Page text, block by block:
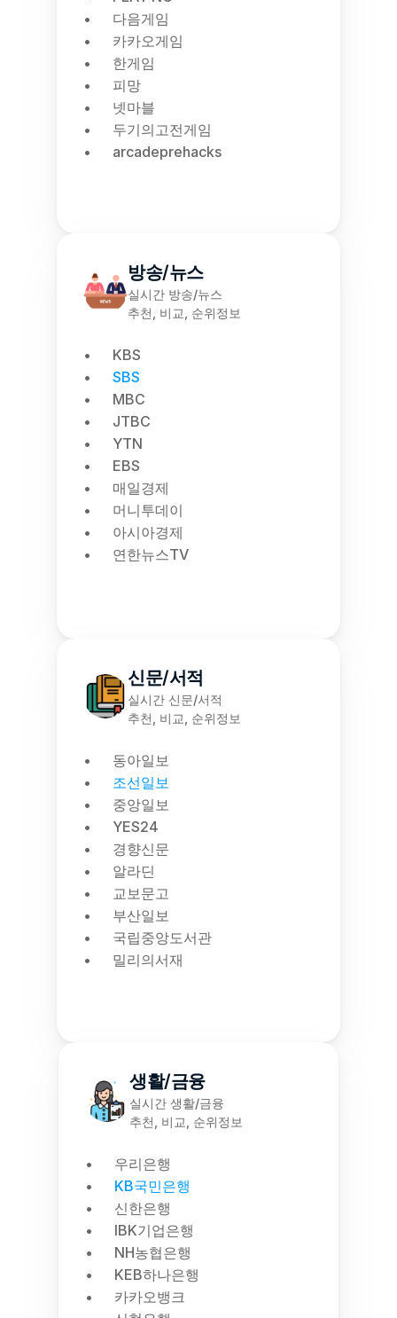
다음게임
카카오게임
한게임
피망
넷마블
두기의고전게임
arcadeprehacks
방송/뉴스
실시간 방송/뉴스
추천, 비교, 순위정보
KBS
SBS
MBC
JTBC
YTN
EBS
매일경제
머니투데이
아시아경제
연한뉴스TV
신문/서적
실시간 신문/서적
추천, 비교, 순위정보
동아일보
조선일보
중앙일보
YES24
경향신문
알라딘
교보문고
부산일보
국립중앙도서관
밀리의서재
생활/금융
실시간 생활/금융
추천, 비교, 순위정보
우리은행
KB국민은행
신한은행
IBK기업은행
NH농협은행
KEB하나은행
카카오뱅크